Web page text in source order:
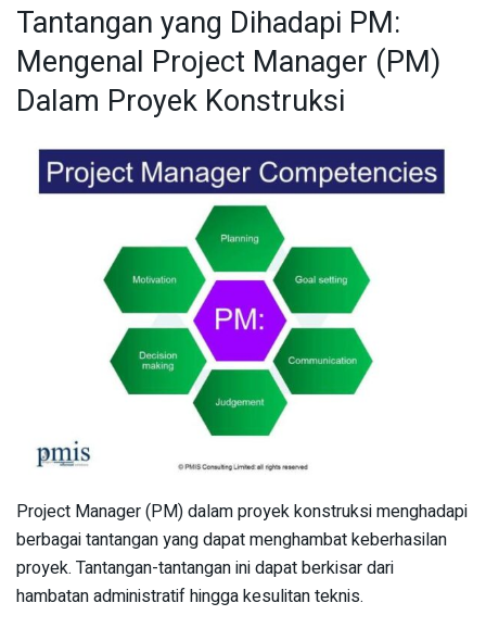
Tantangan yang Dihadapi PM:
Mengenal Project Manager (PM)
Dalam Proyek Konstruksi
Project Manager (PM) dalam proyek konstruksi menghadapi
berbagai tantangan yang dapat menghambat keberhasilan
proyek. Tantangan-tantangan ini dapat berkisar dari
hambatan administratif hingga kesulitan teknis.